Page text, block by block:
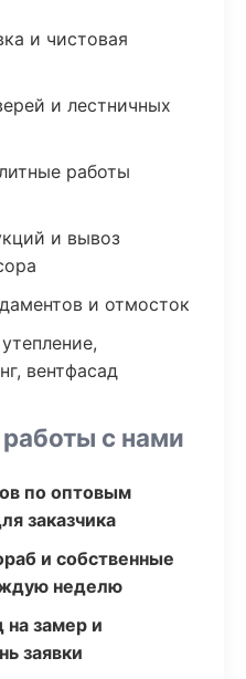
и чистовая
и лестничных
работы
и вывоз
и отмосток
вентфасад
с нами
по оптовым
заказчика
и собственные
неделю
на замер и
заявки